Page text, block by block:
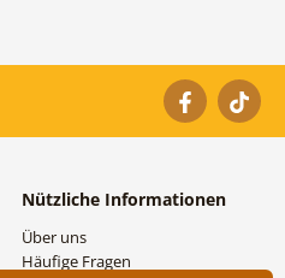
Nützliche Informationen
Über uns
Häufige Fragen